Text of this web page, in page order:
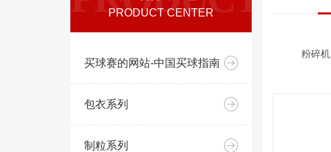
PRODUCT CENTER
买球赛的网站-中国买球指南
包衣系列
制粒系列
粉碎机